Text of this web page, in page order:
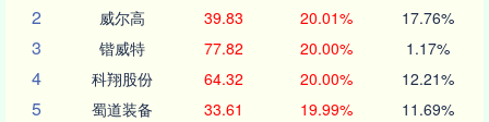
2 威尔高 39.83 20.01% 17.76%
3 锴威特 77.82 20.00% 1.17%
4 科翔股份 64.32 20.00% 12.21%
5 蜀道装备 33.61 19.99% 11.69%